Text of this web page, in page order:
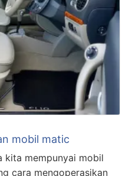
mobil matic
kita mempunyai mobil
cara mengoperasikan